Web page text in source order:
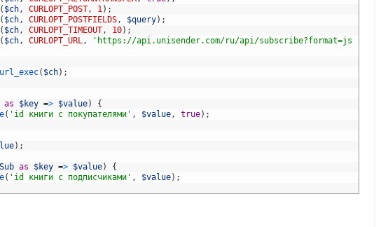
( $ch, CURLOPT_POST, 1) ;
( $ch, CURLOPT_POSTFIELDS, $query) ;
( $ch, CURLOPT_TIMEOUT, 10) ;
( $ch, CURLOPT_URL,
'https://api.unisender.com/ru/api/subscribe?format=js
( $ch) ;
as $key => $value)
{
( 'id книги с покупателями' , $value, true) ;
) ;
as $key => $value)
{
( 'id книги с подписчиками' , $value) ;